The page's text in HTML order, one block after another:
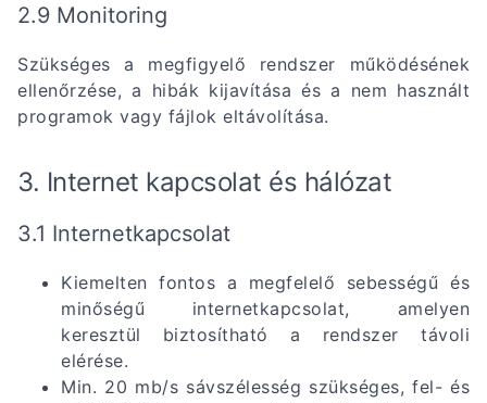
2.9 Monitoring
Szükséges a megfigyelő rendszer működésének
ellenőrzése, a hibák kijavítása és a nem használt
programok vagy fájlok eltávolítása.
3. Internet kapcsolat és hálózat
3.1 Internetkapcsolat
Kiemelten fontos a megfelelő sebességű és
minőségű internetkapcsolat, amelyen
keresztül biztosítható a rendszer távoli
elérése.
Min. 20 mb/s sávszélesség szükséges, fel- és